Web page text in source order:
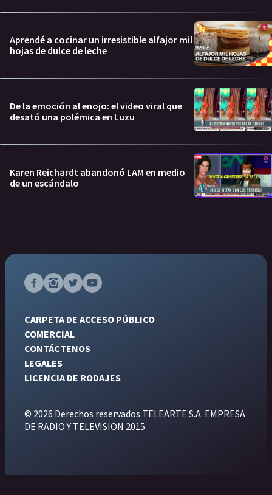
Aprendé a cocinar un irresistible alfajor mil
hojas de dulce de leche
De la emoción al enojo: el video viral que
desató una polémica en Luzu
Karen Reichardt abandonó LAM en medio
de un escándalo
CARPETA DE ACCESO PÚBLICO
COMERCIAL
CONTÁCTENOS
LEGALES
LICENCIA DE RODAJES
© 2026 Derechos reservados TELEARTE S.A. EMPRESA
DE RADIO Y TELEVISION 2015